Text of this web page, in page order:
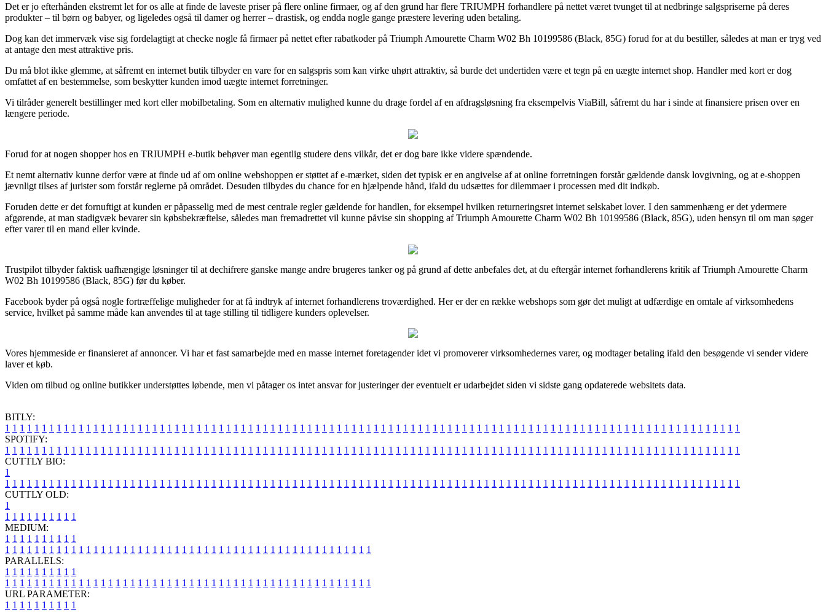
Det er jo efterhånden ekstremt let for os alle at finde de laveste priser på flere online firmaer, og af den grund har flere TRIUMPH forhandlere på nettet været tvunget til at nedbringe salgspriserne på deres
produkter – til børn og babyer, og ligeledes også til damer og herrer – drastisk, og endda nogle gange præstere levering uden betaling.
Dog kan det immervæk vise sig fordelagtigt at checke nogle få firmaer på nettet efter rabatkoder på Triumph Amourette Charm W02 Bh 10199586 (Black, 85G) forud for at du bestiller, således at man er tryg ved
at antage den mest attraktive pris.
Du må blot ikke glemme, at såfremt en internet butik tilbyder en vare for en salgspris som kan virke uhørt attraktiv, så burde det undertiden være et tegn på en uægte internet shop. Handler med kort er dog
omfattet af en bestemmelse, som beskytter kunden imod uægte internet forretninger.
Vi tilråder generelt bestillinger med kort eller mobilbetaling. Som en alternativ mulighed kunne du drage fordel af en afdragsløsning fra eksempelvis ViaBill, såfremt du har i sinde at finansiere prisen over en
længere periode.
Forud for at nogen shopper hos en TRIUMPH e-butik behøver man egentlig studere dens vilkår, det er dog bare ikke videre spændende.
Et nemt alternativ kunne derfor være at finde ud af om online webshoppen er støttet af e-mærket, siden det typisk er en angivelse af at online forretningen forstår gældende dansk lovgivning, og at e-shoppen
jævnligt tilses af jurister som forstår reglerne på området. Desuden tilbydes du chance for en hjælpende hånd, ifald du udsættes for dilemmaer i processen med dit indkøb.
Foruden dette er det fornuftigt at kunden er påpasselig med de mest centrale regler gældende for handlen, for eksempel hvilken returneringsret internet selskabet lover. I den sammenhæng er det ydermere
afgørende, at man stadigvæk bevarer sin købsbekræftelse, således man fremadrettet vil kunne påvise sin shopping af Triumph Amourette Charm W02 Bh 10199586 (Black, 85G), uden hensyn til om man søger
efter varer til en mand eller kvinde.
Trustpilot tilbyder faktisk uafhængige løsninger til at dechifrere ganske mange andre brugeres tanker og på grund af dette anbefales det, at du eftergår internet forhandlerens kritik af Triumph Amourette Charm
W02 Bh 10199586 (Black, 85G) før du køber.
Facebook byder på også nogle fortræffelige muligheder for at få indtryk af internet forhandlerens troværdighed. Her er der en række webshops som gør det muligt at udfærdige en omtale af virksomhedens
service, hvilket på samme måde kan anvendes til at tage stilling til tidligere kunders oplevelser.
Vores hjemmeside er finansieret af annoncer. Vi har et fast samarbejde med en masse internet foretagender idet vi promoverer virksomhedernes varer, og modtager betaling ifald den besøgende vi sender videre
laver et køb.
Viden om tilbud og online butikker understøttes løbende, men vi påtager os intet ansvar for justeringer der eventuelt er udarbejdet siden vi sidste gang opdaterede websitets data.
BITLY:
1 1 1 1 1 1 1 1 1 1 1 1 1 1 1 1 1 1 1 1 1 1 1 1 1 1 1 1 1 1 1 1 1 1 1 1 1 1 1 1 1 1 1 1 1 1 1 1 1 1 1 1 1 1 1 1 1 1 1 1 1 1 1 1 1 1 1 1 1 1 1 1 1 1 1 1 1 1 1 1 1 1 1 1 1 1 1 1 1 1 1 1 1 1 1 1 1 1 1 1
SPOTIFY:
1 1 1 1 1 1 1 1 1 1 1 1 1 1 1 1 1 1 1 1 1 1 1 1 1 1 1 1 1 1 1 1 1 1 1 1 1 1 1 1 1 1 1 1 1 1 1 1 1 1 1 1 1 1 1 1 1 1 1 1 1 1 1 1 1 1 1 1 1 1 1 1 1 1 1 1 1 1 1 1 1 1 1 1 1 1 1 1 1 1 1 1 1 1 1 1 1 1 1 1
CUTTLY BIO:
1
1 1 1 1 1 1 1 1 1 1 1 1 1 1 1 1 1 1 1 1 1 1 1 1 1 1 1 1 1 1 1 1 1 1 1 1 1 1 1 1 1 1 1 1 1 1 1 1 1 1 1 1 1 1 1 1 1 1 1 1 1 1 1 1 1 1 1 1 1 1 1 1 1 1 1 1 1 1 1 1 1 1 1 1 1 1 1 1 1 1 1 1 1 1 1 1 1 1 1 1
CUTTLY OLD:
1
1 1 1 1 1 1 1 1 1 1
MEDIUM:
1 1 1 1 1 1 1 1 1 1
1 1 1 1 1 1 1 1 1 1 1 1 1 1 1 1 1 1 1 1 1 1 1 1 1 1 1 1 1 1 1 1 1 1 1 1 1 1 1 1 1 1 1 1 1 1 1 1 1 1
PARALLELS:
1 1 1 1 1 1 1 1 1 1
1 1 1 1 1 1 1 1 1 1 1 1 1 1 1 1 1 1 1 1 1 1 1 1 1 1 1 1 1 1 1 1 1 1 1 1 1 1 1 1 1 1 1 1 1 1 1 1 1 1
URL PARAMETER:
1 1 1 1 1 1 1 1 1 1